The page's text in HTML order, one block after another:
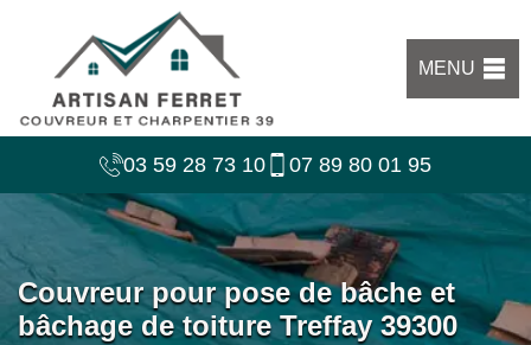
MENU
03 59 28 73 10 07 89 80 01 95
Couvreur pour pose de bâche et
bâchage de toiture Treffay 39300